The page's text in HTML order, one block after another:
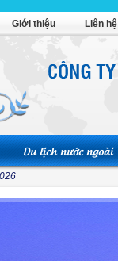
Giới thiệu Liên hệ
Du lịch nước ngoài